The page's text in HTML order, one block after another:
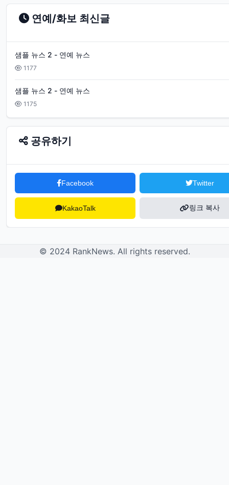
연예/화보 최신글
샘플 뉴스 2 - 연예 뉴스
1177
샘플 뉴스 2 - 연예 뉴스
1175
공유하기
Facebook Twitter
KakaoTalk 링크 복사
© 2024 RankNews. All rights reserved.